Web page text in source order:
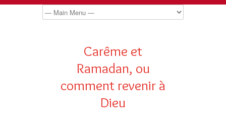
Carême et
Ramadan, ou
comment revenir à
Dieu